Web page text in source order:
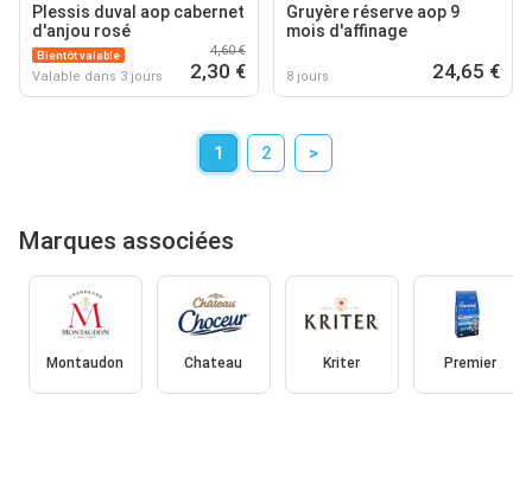
Plessis duval aop cabernet
d'anjou rosé
Bientôt valable
Valable dans 3 jours
4,60 €
2,30 €
Gruyère réserve aop 9
mois d'affinage
8 jours 24,65 €
1 2 >
Marques associées
Montaudon Chateau Kriter Premier